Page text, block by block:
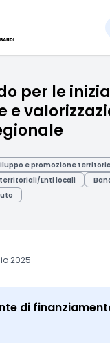
per le
e
e promozione
Enti locali
2025
di